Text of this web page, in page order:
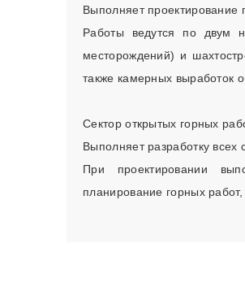
Выполняет проектирование
Работы ведутся по двум
месторождений) и
также камерных выработок
Сектор открытых горных
Выполняет разработку всех
При проектировании
планирование горных